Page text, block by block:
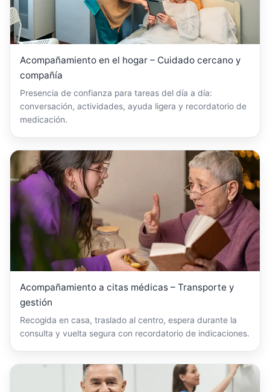
Acompañamiento en el hogar – Cuidado cercano y
compañía
Presencia de confianza para tareas del día a día:
conversación, actividades, ayuda ligera y recordatorio de
medicación.
Acompañamiento a citas médicas – Transporte y
gestión
Recogida en casa, traslado al centro, espera durante la
consulta y vuelta segura con recordatorio de indicaciones.